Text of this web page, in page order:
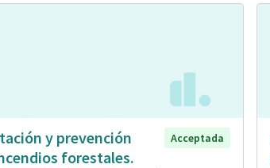
y prevención
forestales.
Acceptada